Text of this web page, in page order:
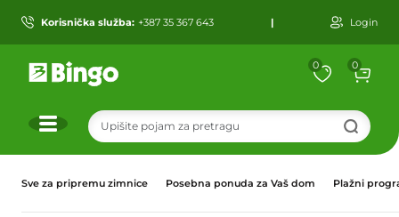
Korisnička služba: +387 35 367 643 | Login
0 0
Sve za pripremu zimnice Posebna ponuda za Vaš dom Plažni